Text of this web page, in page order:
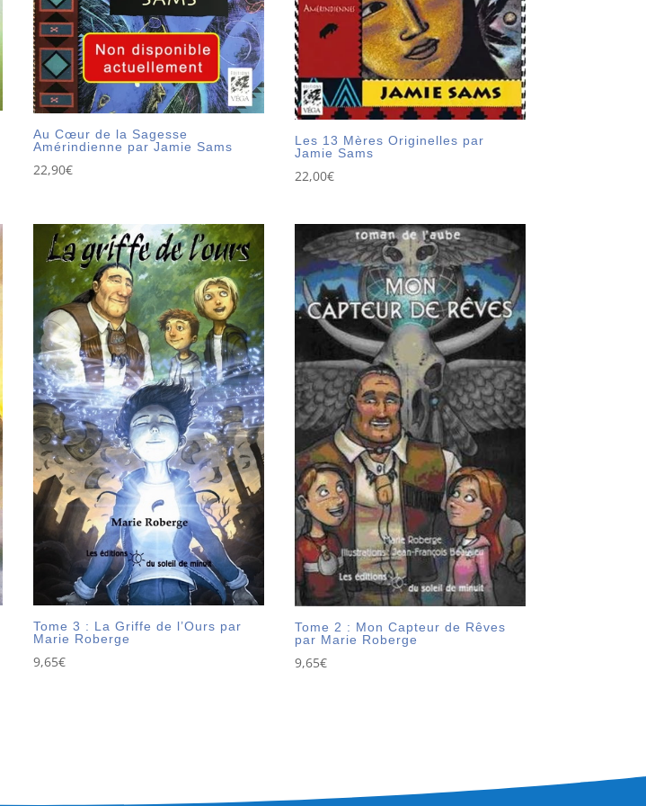
Au Cœur de la Sagesse
Amérindienne par Jamie Sams
22,90€
Les 13 Mères Originelles par
Jamie Sams
22,00€
Tome 3 : La Griffe de l’Ours par
Marie Roberge
9,65€
Tome 2 : Mon Capteur de Rêves
par Marie Roberge
9,65€